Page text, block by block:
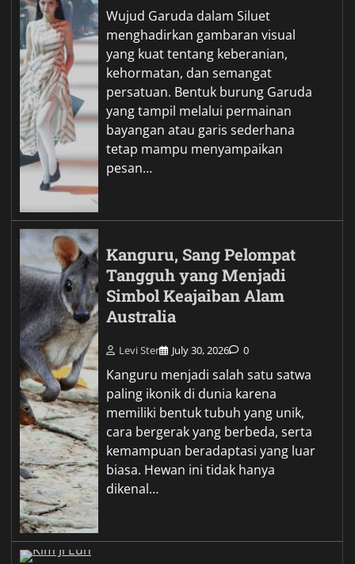
Wujud Garuda dalam Siluet
menghadirkan gambaran visual
yang kuat tentang keberanian,
kehormatan, dan semangat
persatuan. Bentuk burung Garuda
yang tampil melalui permainan
bayangan atau garis sederhana
tetap mampu menyampaikan
pesan…
Kanguru, Sang Pelompat
Tangguh yang Menjadi
Simbol Keajaiban Alam
Australia
Levi Ster July 30, 2026 0
Kanguru menjadi salah satu satwa
paling ikonik di dunia karena
memiliki bentuk tubuh yang unik,
cara bergerak yang berbeda, serta
kemampuan beradaptasi yang luar
biasa. Hewan ini tidak hanya
dikenal…